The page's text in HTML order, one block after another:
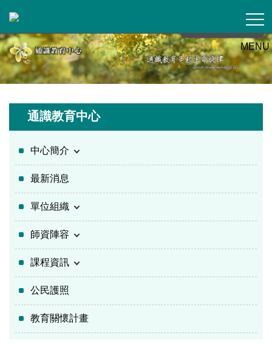
到
主
要
內
容
MENU
通識教育中心
中心簡介
最新消息
單位組織
師資陣容
課程資訊
公民護照
教育關懷計畫